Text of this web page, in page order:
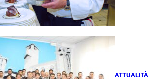
ATTUALITÀ